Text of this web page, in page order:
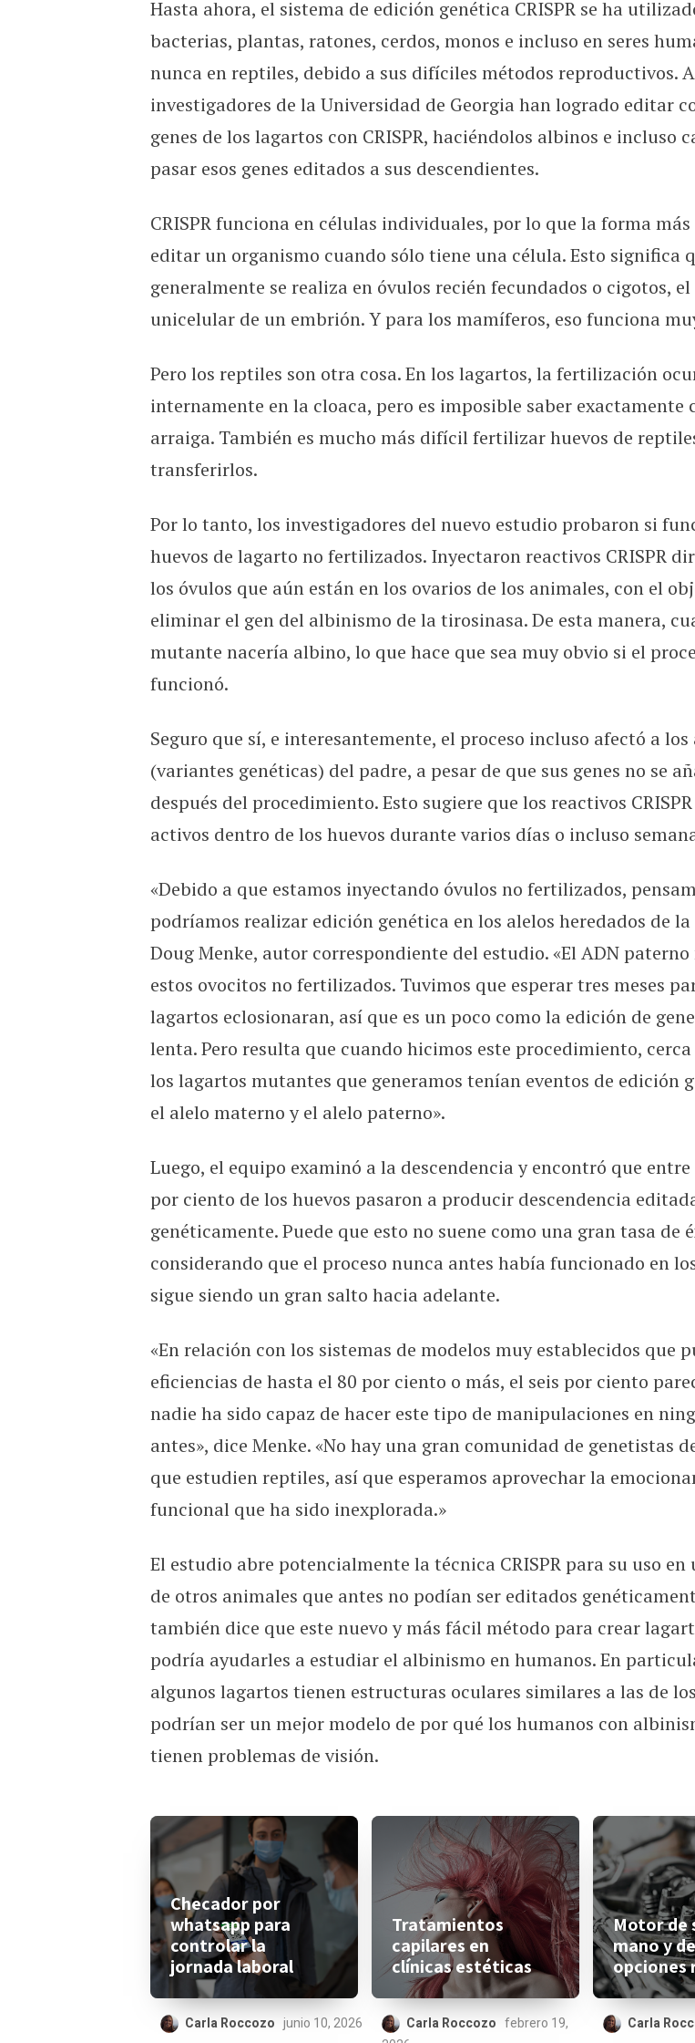
Los lagartos albinos se convierten en los primeros
Hasta ahora, el sistema de edición genética CRISPR se ha
bacterias, plantas, ratones, cerdos, monos e incluso en seres
nunca en reptiles, debido a sus difíciles métodos reproductivos.
investigadores de la Universidad de Georgia han logrado editar
genes de los lagartos con CRISPR, haciéndolos albinos e incluso
pasar esos genes editados a sus descendientes.
CRISPR funciona en células individuales, por lo que la forma más
editar un organismo cuando sólo tiene una célula. Esto significa
generalmente se realiza en óvulos recién fecundados o cigotos,
unicelular de un embrión. Y para los mamíferos, eso funciona
Pero los reptiles son otra cosa. En los lagartos, la fertilización
internamente en la cloaca, pero es imposible saber exactamente
arraiga. También es mucho más difícil fertilizar huevos de
transferirlos.
Por lo tanto, los investigadores del nuevo estudio probaron si
huevos de lagarto no fertilizados. Inyectaron reactivos CRISPR
los óvulos que aún están en los ovarios de los animales, con el
eliminar el gen del albinismo de la tirosinasa. De esta manera,
mutante nacería albino, lo que hace que sea muy obvio si el
funcionó.
Seguro que sí, e interesantemente, el proceso incluso afectó a los
(variantes genéticas) del padre, a pesar de que sus genes no se
después del procedimiento. Esto sugiere que los reactivos
activos dentro de los huevos durante varios días o incluso
«Debido a que estamos inyectando óvulos no fertilizados,
podríamos realizar edición genética en los alelos heredados de la
Doug Menke, autor correspondiente del estudio. «El ADN paterno
estos ovocitos no fertilizados. Tuvimos que esperar tres meses
lagartos eclosionaran, así que es un poco como la edición de
lenta. Pero resulta que cuando hicimos este procedimiento,
los lagartos mutantes que generamos tenían eventos de edición
el alelo materno y el alelo paterno».
Luego, el equipo examinó a la descendencia y encontró que entre
por ciento de los huevos pasaron a producir descendencia
genéticamente. Puede que esto no suene como una gran tasa de
considerando que el proceso nunca antes había funcionado en
sigue siendo un gran salto hacia adelante.
«En relación con los sistemas de modelos muy establecidos que
eficiencias de hasta el 80 por ciento o más, el seis por ciento
nadie ha sido capaz de hacer este tipo de manipulaciones en
antes», dice Menke. «No hay una gran comunidad de genetistas
que estudien reptiles, así que esperamos aprovechar la
funcional que ha sido inexplorada.»
El estudio abre potencialmente la técnica CRISPR para su uso en
de otros animales que antes no podían ser editados
también dice que este nuevo y más fácil método para crear
podría ayudarles a estudiar el albinismo en humanos. En
algunos lagartos tienen estructuras oculares similares a las de
podrían ser un mejor modelo de por qué los humanos con
tienen problemas de visión.
Checador por
whatsapp para
controlar la
jornada laboral
Carla Roccozo junio 10, 2026
Tratamientos
capilares en
clínicas estéticas
Carla Roccozo febrero 19,
Motor de
mano y
opciones
Carla